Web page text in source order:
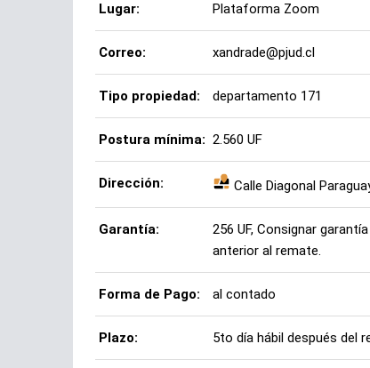
Lugar: Plataforma Zoom
Correo: xandrade@pjud.cl
Tipo propiedad: departamento 171
Postura mínima: 2.560 UF
Dirección: Calle Diagonal
Garantía:
256 UF, Consignar
anterior al remate.
Forma de Pago: al contado
Plazo: 5to día hábil después del